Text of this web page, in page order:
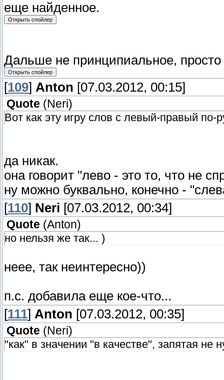
еще найденное.
Дальше не принципиальное, просто
[109] Anton [07.03.2012, 00:15]
Quote (Neri)
Вот как эту игру слов с левый-правый по-
да никак.
она говорит "лево - это то, что не
ну можно буквально, конечно -
[110] Neri [07.03.2012, 00:34]
Quote (Anton)
но нельзя же так... )
неее, так неинтересно))
п.с. добавила еще кое-что...
[111] Anton [07.03.2012, 00:35]
Quote (Neri)
"как" в значении "в качестве", запятая не